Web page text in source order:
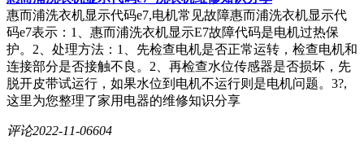
惠而浦洗衣机显示代码e7,电机常见故障惠而浦洗衣机显示代
码e7表示：1、惠而浦洗衣机显示E7故障代码是电机过热保
护。2、处理方法：1、先检查电机是否正常运转，检查电机和
连接部分是否接触不良。2、再检查水位传感器是否损坏，先
脱开皮带试运行，如果水位到电机不运行则是电机问题。3?,
这里为您整理了家用电器的维修知识分享
评论2022-11-06604